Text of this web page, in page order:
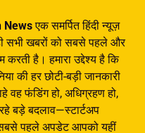
Newsएक समर्पित हिंदी न्यूज़
सभी खबरों को सबसे पहले और
है। हमारा उद्देश्य है कि
की हर छोटी-बड़ी जानकारी
वह फंडिंग हो, अधिग्रहण हो,
बड़े बदलाव—स्टार्टअप
सबसे पहले अपडेट आपको यहीं